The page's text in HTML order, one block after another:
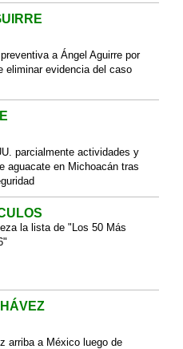
a Ángel Aguirre por
eliminar evidencia del caso
parcialmente actividades y
aguacate en Michoacán tras
la lista de "Los 50 Más
arriba a México luego de